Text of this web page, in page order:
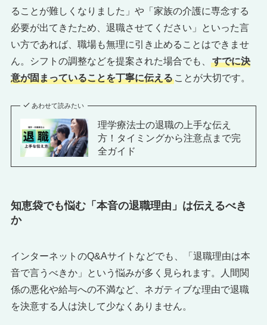
ることが難しくなりました」や「家族の介護に専念する
必要が出てきたため、退職させてください」といった言
い方であれば、職場も無理に引き止めることはできませ
ん。シフトの調整などを提案された場合でも、
すでに決
意が固まっていることを丁寧に伝えることが大切です。
あわせて読みたい
理学療法士の退職の上手な伝え
方！タイミングから注意点まで完
全ガイド
知恵袋でも悩む「本音の退職理由」は伝えるべき
か
インターネットのQ&Aサイトなどでも、「退職理由は本
音で言うべきか」という悩みが多く見られます。人間関
係の悪化や給与への不満など、ネガティブな理由で退職
を決意する人は決して少なくありません。